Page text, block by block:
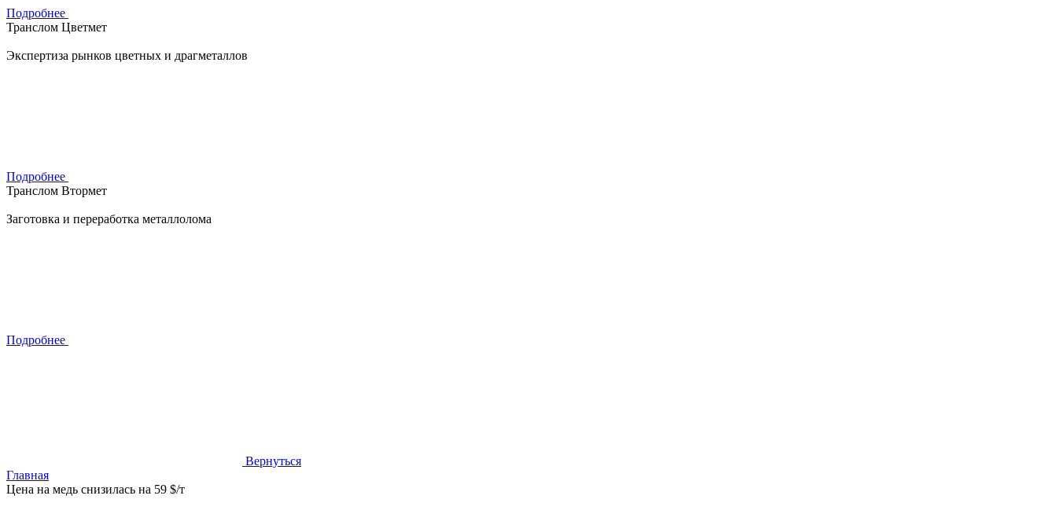
Подробнее
Транслом Цветмет
Экспертиза рынков цветных и драгметаллов
Подробнее
Транслом Втормет
Заготовка и переработка металлолома
Подробнее
Вернуться
Главная
Цена на медь снизилась на 59 $/т